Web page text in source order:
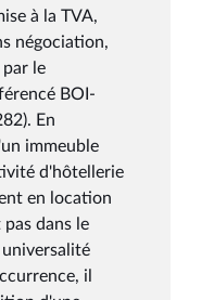
à la TVA,
négociation,
par le
BOI-
En
immeuble
d'hôtellerie
en location
dans le
il